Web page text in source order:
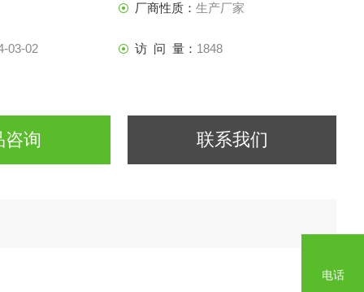
厂商性质：生产厂家
03-02 访 问 量： 1848
咨询 联系我们
电话